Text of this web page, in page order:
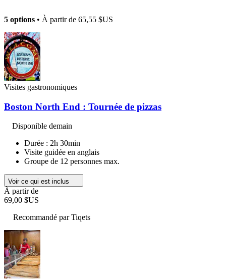
5 options • À partir de 65,55 $US
Visites gastronomiques
Boston North End : Tournée de pizzas
Disponible demain
Durée : 2h 30min
Visite guidée en anglais
Groupe de 12 personnes max.
Voir ce qui est inclus
À partir de
69,00 $US
Recommandé par Tiqets